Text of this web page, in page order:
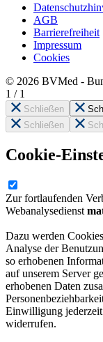
AGB
Barrierefreiheit
Impressum
Cookies
© 2026 BVMed -
1 / 1
Schließen
Schließen
Cookie-
Zur fortlaufenden
Webanalysedienst
Dazu werden
Analyse der
so erhobenen
auf unserem Server
erhobenen Daten
Einwilligung
widerrufen.